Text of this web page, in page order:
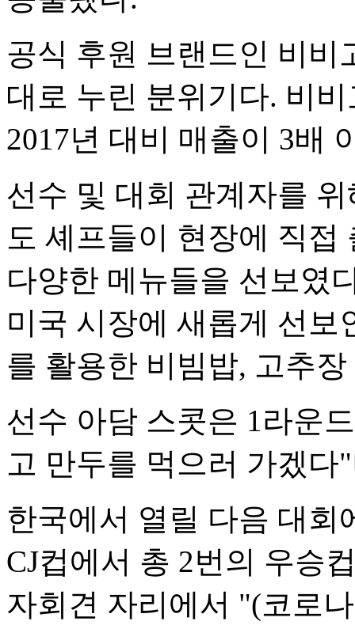
공식 후원 브랜드인 비비
대로 누린 분위기다. 비
2017년 대비 매출이 3배
선수 및 대회 관계자를
도 셰프들이 현장에 직접
다양한 메뉴들을 선보였
미국 시장에 새롭게 선보
를 활용한 비빔밥, 고추
선수 아담 스콧은 1라운
고 만두를 먹으러 가겠
한국에서 열릴 다음 대회
CJ컵에서 총 2번의 우승
자회견 자리에서 "(코로